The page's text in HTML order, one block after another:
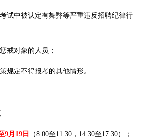
试中被认定有舞弊等严重违反招聘纪律行
戒对象的人员；
规定不得报考的其他情形。
9月19日 （8:00至11:30，14:30至17:30）；